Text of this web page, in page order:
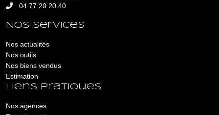
04.77.20.20.40
Nos services
Nos actualités
Nos outils
Nos biens vendus
Estimation
Liens pratiques
Nos agences